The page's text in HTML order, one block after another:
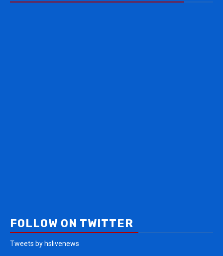
FOLLOW ON TWITTER
Tweets by hslivenews